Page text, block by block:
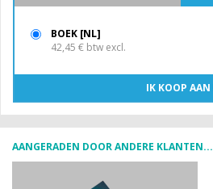
BOEK [NL]
42,45 € btw excl.
AANGERADEN DOOR ANDERE KLANTEN...